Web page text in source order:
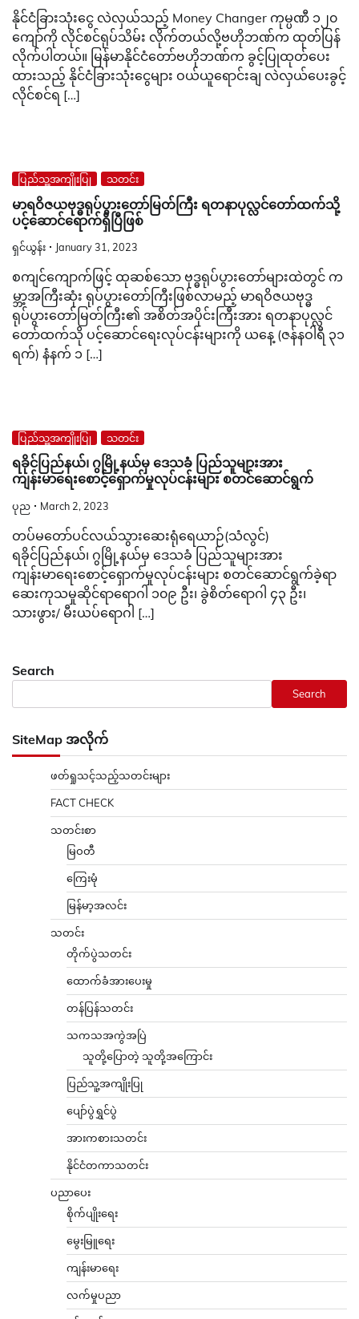
နိုင်ငံခြားသုံးငွေ လဲလှယ်သည့် Money Changer ကုမ္ပဏီ ၁၂၀
ကျော်ကို လိုင်စင်ရုပ်သိမ်း လိုက်တယ်လို့ဗဟိုဘဏ်က ထုတ်ပြန်
လိုက်ပါတယ်။ မြန်မာနိုင်ငံတော်ဗဟိုဘဏ်က ခွင့်ပြုထုတ်ပေး
ထားသည့် နိုင်ငံခြားသုံးငွေများ ဝယ်ယူရောင်းချ လဲလှယ်ပေးခွင့်
လိုင်စင်ရ […]
ပြည်သူ့အကျိုးပြု သတင်း
မာရဝိဇယဗုဒ္ဓရုပ်ပွားတော်မြတ်ကြီး ရတနာပုလ္လင်တော်ထက်သို့
ပင့်ဆောင်ရောက်ရှိပြီဖြစ်
ရှင်ယွန်း January 31, 2023
စကျင်ကျောက်ဖြင့် ထုဆစ်သော ဗုဒ္ဓရုပ်ပွားတော်များထဲတွင် က
မ္ဘာ့အကြီးဆုံး ရုပ်ပွားတော်ကြီးဖြစ်လာမည့် မာရဝိဇယဗုဒ္ဓ
ရုပ်ပွားတော်မြတ်ကြီး၏ အစိတ်အပိုင်းကြီးအား ရတနာပုလ္လင်
တော်ထက်သို ပင့်ဆောင်ရေးလုပ်ငန်းများကို ယနေ့ (ဇန်နဝါရီ ၃၁
ရက်) နံနက် ၁ […]
ပြည်သူ့အကျိုးပြု သတင်း
ရခိုင်ပြည်နယ်၊ ဂွမြို့နယ်မှ ဒေသခံ ပြည်သူများအား
ကျန်းမာရေးစောင့်ရှောက်မှုလုပ်ငန်းများ စတင်ဆောင်ရွက်
ပုည March 2, 2023
တပ်မတော်ပင်လယ်သွားဆေးရုံရေယာဉ်(သံလွင်)
ရခိုင်ပြည်နယ်၊ ဂွမြို့နယ်မှ ဒေသခံ ပြည်သူများအား
ကျန်းမာရေးစောင့်ရှောက်မှုလုပ်ငန်းများ စတင်ဆောင်ရွက်ခဲ့ရာ
ဆေးကုသမှုဆိုင်ရာရောဂါ ၁၀၉ ဦး၊ ခွဲစိတ်ရောဂါ ၄၃ ဦး၊
သားဖွား/ မီးယပ်ရောဂါ […]
Search
Search
SiteMap အလိုက်
ဖတ်ရှုသင့်သည့်သတင်းများ
FACT CHECK
သတင်းစာ
မြဝတီ
ကြေးမုံ
မြန်မာ့အလင်း
သတင်း
တိုက်ပွဲသတင်း
ထောက်ခံအားပေးမှု
တန်ပြန်သတင်း
သကသအကွဲအပြဲ
သူတို့ပြောတဲ့ သူတို့အကြောင်း
ပြည်သူ့အကျိုးပြု
ပျော်ပွဲရွှင်ပွဲ
အားကစားသတင်း
နိုင်ငံတကာသတင်း
ပညာပေး
စိုက်ပျိုးရေး
မွေးမြူရေး
ကျန်းမာရေး
လက်မှုပညာ